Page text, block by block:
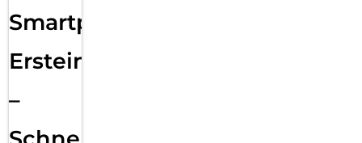
Smartphone
Ersteinrichtung
–